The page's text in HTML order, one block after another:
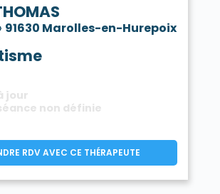
91630 Marolles-en-Hurepoix
jour
non définie
RDV AVEC CE THÉRAPEUTE